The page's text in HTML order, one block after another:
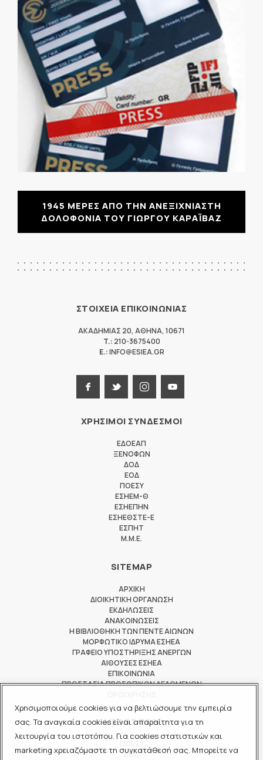
Χρησιμοποιούμε cookies για να βελτιώσουμε την εμπειρία
σας. Τα αναγκαία cookies είναι απαραίτητα για τη
λειτουργία του ιστοτόπου. Για cookies στατιστικών και
marketing χρειαζόμαστε τη συγκατάθεσή σας. Μπορείτε να
1945 ΜΕΡΕΣ ΑΠΟ ΤΗΝ ΑΝΕΞΙΧΝΙΑΣΤΗ
ΔΟΛΟΦΟΝΙΑ ΤΟΥ ΓΙΩΡΓΟΥ ΚΑΡΑΪΒΑΖ
ΣΤΟΙΧΕΙΑ ΕΠΙΚΟΙΝΩΝΙΑΣ
ΑΚΑΔΗΜΙΑΣ 20, ΑΘΗΝΑ, 10671
T.: 210-3675400
E.:INFO@ESIEA.GR
ΧΡΗΣΙΜΟΙ ΣΥΝΔΕΣΜΟΙ
ΕΔΟΕΑΠ
ΞΕΝΟΦΩΝ
ΔΟΔ
ΕΟΔ
ΠΟΕΣΥ
ΕΣΗΕΜ-Θ
ΕΣΗΕΠΗΝ
ΕΣΗΕΘΣΤΕ-Ε
ΕΣΠΗΤ
M.M.E.
SITEMAP
ΑΡΧΙΚΗ
ΔΙΟΙΚΗΤΙΚΗ ΟΡΓΑΝΩΣΗ
ΕΚΔΗΛΩΣΕΙΣ
ΑΝΑΚΟΙΝΩΣΕΙΣ
Η ΒΙΒΛΙΟΘΗΚΗ ΤΩΝ ΠΕΝΤΕ ΑΙΩΝΩΝ
ΜΟΡΦΩΤΙΚΟ ΙΔΡΥΜΑ ΕΣΗΕΑ
ΓΡΑΦΕΙΟ ΥΠΟΣΤΗΡΙΞΗΣ ΑΝΕΡΓΩΝ
ΑΙΘΟΥΣΕΣ ΕΣΗΕΑ
ΕΠΙΚΟΙΝΩΝΙΑ
ΠΡΟΣΤΑΣΙΑ ΠΡΟΣΩΠΙΚΩΝ ΔΕΔΟΜΕΝΩΝ
ΜΕΛΟΣ ΤΩΝ
ΔΟΔ